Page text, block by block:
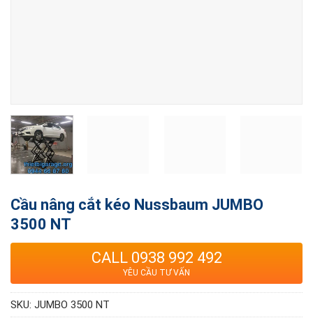
Cầu nâng cắt kéo Nussbaum JUMBO
3500 NT
CALL 0938 992 492
YÊU CẦU TƯ VẤN
SKU: JUMBO 3500 NT